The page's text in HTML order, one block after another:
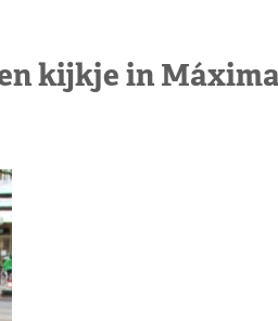
kijkje in